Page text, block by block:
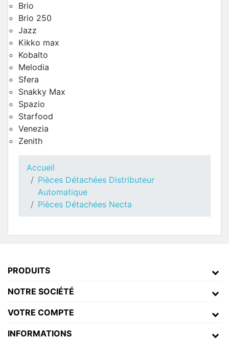
Porte Côté Intérieur Necta Oblo
Pièces Détachées Distributeur Automatique
Brio
Brio 250
Jazz
Kikko max
Kobalto
Melodia
Sfera
Snakky Max
Spazio
Starfood
Venezia
Zenith
Accueil
Pièces Détachées Distributeur
Automatique
Pièces Détachées Necta
PRODUITS
NOTRE SOCIÉTÉ
VOTRE COMPTE
INFORMATIONS